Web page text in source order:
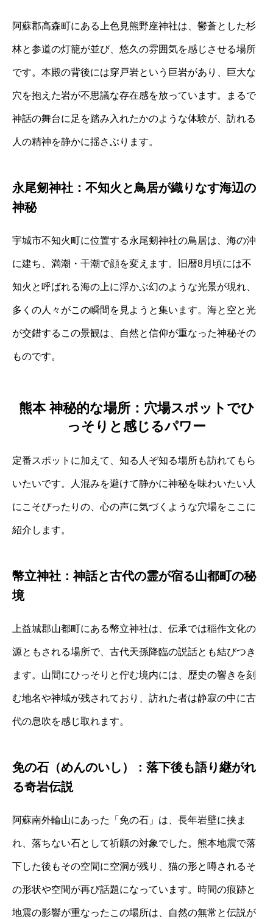
阿蘇郡高森町にある上色見熊野座神社は、鬱蒼とした杉
林と参道の灯籠が並び、悠久の雰囲気を感じさせる場所
です。本殿の背後には穿戸岩という巨岩があり、巨大な
穴を抱えた岩が不思議な存在感を放っています。まるで
神話の舞台に足を踏み入れたかのような体験が、訪れる
人の精神を静かに揺さぶります。
永尾剱神社：不知火と鳥居が織りなす海辺の
神秘
宇城市不知火町に位置する永尾剱神社の鳥居は、海の沖
に建ち、満潮・干潮で顔を変えます。旧暦8月頃には不
知火と呼ばれる海の上に浮かぶ幻のような光景が現れ、
多くの人々がこの瞬間を見ようと集います。海と空と光
が交錯するこの景観は、自然と信仰が重なった神秘その
ものです。
熊本 神秘的な場所：穴場スポットでひ
っそりと感じるパワー
定番スポットに加えて、知る人ぞ知る場所も訪れてもら
いたいです。人混みを避けて静かに神秘を味わいたい人
にこそぴったりの、心の声に気づくような穴場をここに
紹介します。
幣立神社：神話と古代の霊が宿る山都町の秘
境
上益城郡山都町にある幣立神社は、伝承では稲作文化の
源ともされる場所で、古代天孫降臨の説話とも結びつき
ます。山間にひっそりと佇む境内には、歴史の響きを刻
む地名や神域が残されており、訪れた者は静寂の中に古
代の息吹を感じ取れます。
免の石（めんのいし）：落下後も語り継がれ
る奇岩伝説
阿蘇南外輪山にあった「免の石」は、長年岩壁に挟ま
れ、落ちない石として祈願の対象でした。熊本地震で落
下した後もその空間に空洞が残り、猫の形と噂されるそ
の形状や空間が再び話題になっています。時間の痕跡と
地震の影響が重なったこの場所は、自然の無常と伝説が